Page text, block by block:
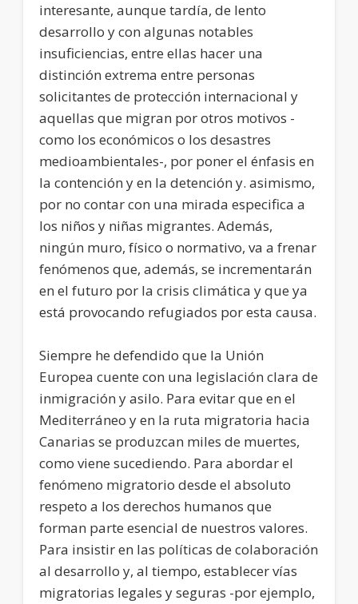
interesante, aunque tardía, de lento
desarrollo y con algunas notables
insuficiencias, entre ellas hacer una
distinción extrema entre personas
solicitantes de protección internacional y
aquellas que migran por otros motivos -
como los económicos o los desastres
medioambientales-, por poner el énfasis en
la contención y en la detención y. asimismo,
por no contar con una mirada especifica a
los niños y niñas migrantes. Además,
ningún muro, físico o normativo, va a frenar
fenómenos que, además, se incrementarán
en el futuro por la crisis climática y que ya
está provocando refugiados por esta causa.
Siempre he defendido que la Unión
Europea cuente con una legislación clara de
inmigración y asilo. Para evitar que en el
Mediterráneo y en la ruta migratoria hacia
Canarias se produzcan miles de muertes,
como viene sucediendo. Para abordar el
fenómeno migratorio desde el absoluto
respeto a los derechos humanos que
forman parte esencial de nuestros valores.
Para insistir en las políticas de colaboración
al desarrollo y, al tiempo, establecer vías
migratorias legales y seguras -por ejemplo,